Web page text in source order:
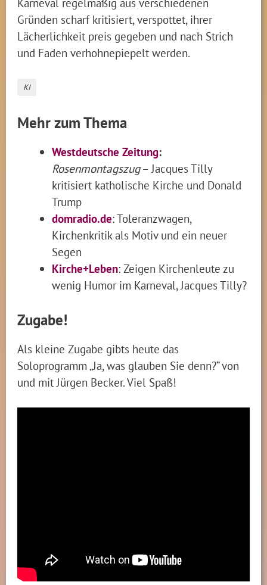
Gründen scharf kritisiert, verspottet, ihrer
Lächerlichkeit preis gegeben und nach Strich
und Faden verhohnepiepelt werden.
KI
Mehr zum Thema
Westdeutsche Zeitung:
Rosenmontagszug– Jacques Tilly
kritisiert katholische Kirche und Donald
Trump
domradio.de: Toleranzwagen,
Kirchenkritik als Motiv und ein neuer
Segen
Kirche+Leben: Zeigen Kirchenleute zu
wenig Humor im Karneval, Jacques Tilly?
Zugabe!
Als kleine Zugabe gibts heute das
Soloprogramm „Ja, was glauben Sie denn?“ von
und mit Jürgen Becker. Viel Spaß!